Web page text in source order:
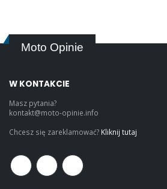
Moto Opinie
W KONTAKCIE
Masz pytania?
kontakt@moto-opinie.info
Chcesz się zareklamować? Kliknij tutaj